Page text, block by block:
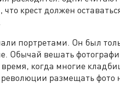
крест должен
портретами. Он был
Обычай вешать
время, когда многие
размещать фото